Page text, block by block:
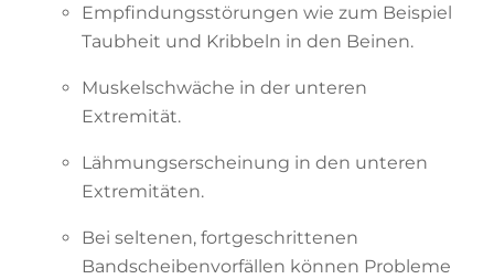
Empfindungsstörungen wie zum Beispiel
Taubheit und Kribbeln in den Beinen.
Muskelschwäche in der unteren
Extremität.
Lähmungserscheinung in den unteren
Extremitäten.
Bei seltenen, fortgeschrittenen
Bandscheibenvorfällen können Probleme